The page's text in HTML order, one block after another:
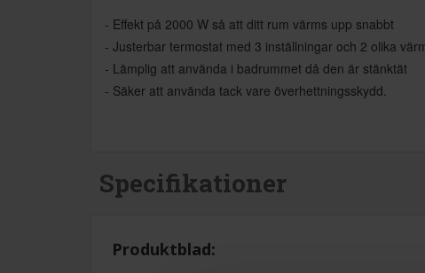
- Effekt på 2000 W så att ditt rum värms upp snabbt
- Justerbar termostat med 3 inställningar och 2 olika
- Lämplig att använda i badrummet då den är stänktät
- Säker att använda tack vare överhettningsskydd.
Specifikationer
Produktblad: